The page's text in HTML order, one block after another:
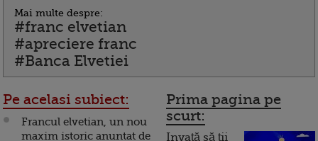
Mai multe despre:
#franc elvetian
#apreciere franc
#Banca Elvetiei
Pe acelasi subiect:
Francul elvetian, un nou
maxim istoric anuntat de
Prima pagina pe
scurt:
Invață să ții